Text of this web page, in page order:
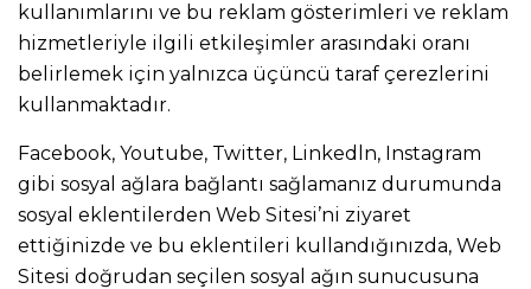
kullanımlarını ve bu reklam gösterimleri ve reklam
hizmetleriyle ilgili etkileşimler arasındaki oranı
belirlemek için yalnızca üçüncü taraf çerezlerini
kullanmaktadır.
Facebook, Youtube, Twitter, Linkedln, Instagram
gibi sosyal ağlara bağlantı sağlamanız durumunda
sosyal eklentilerden Web Sitesi’ni ziyaret
ettiğinizde ve bu eklentileri kullandığınızda, Web
Sitesi doğrudan seçilen sosyal ağın sunucusuna